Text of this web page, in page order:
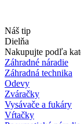
Náš tip
Dielňa
Nakupujte podľa
Záhradné náradie
Záhradná technika
Odevy
Zváračky
Vysávače a fukáry
Vŕtačky